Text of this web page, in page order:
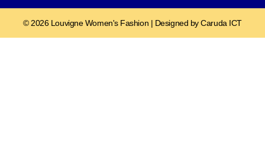
© 2026 Louvigne Women's Fashion | Designed by Caruda ICT